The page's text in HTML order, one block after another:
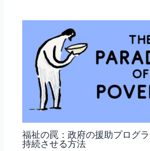
福祉の罠：政府の援助プログ
持続させる方法